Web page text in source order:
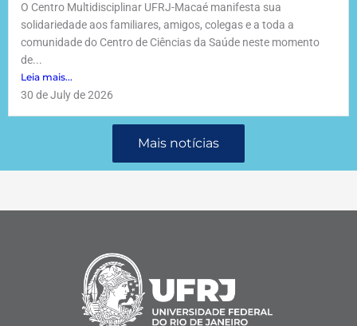
O Centro Multidisciplinar UFRJ-Macaé manifesta sua
solidariedade aos familiares, amigos, colegas e a toda a
comunidade do Centro de Ciências da Saúde neste momento
de...
Leia mais...
30 de July de 2026
Mais notícias